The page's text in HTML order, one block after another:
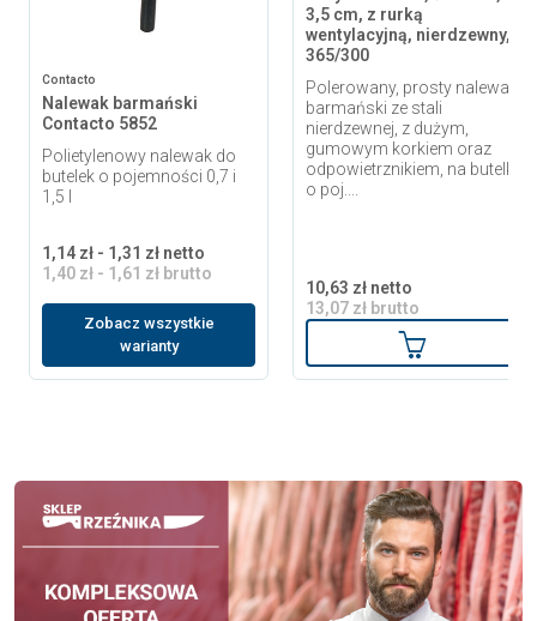
Contacto
Nalewak barmański
Contacto 5852
Polietylenowy nalewak do
butelek o pojemności 0,7 i
1,5 l
1,14 zł - 1,31 zł netto
1,40 zł - 1,61 zł brutto
Zobacz wszystkie
warianty
3,5 cm, z rurką
wentylacyjną, nierdzewny,
365/300
Polerowany, prosty nalewak
barmański ze stali
nierdzewnej, z dużym,
gumowym korkiem oraz
odpowietrznikiem, na butelki
o poj....
10,63 zł netto
13,07 zł brutto
Dodaj do